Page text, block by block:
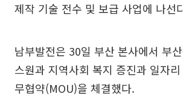
제작 기술 전수 및 보급 사업에 나선
남부발전은 30일 부산 본사에서 부
스원과 지역사회 복지 증진과 일자
무협약(MOU)을 체결했다.